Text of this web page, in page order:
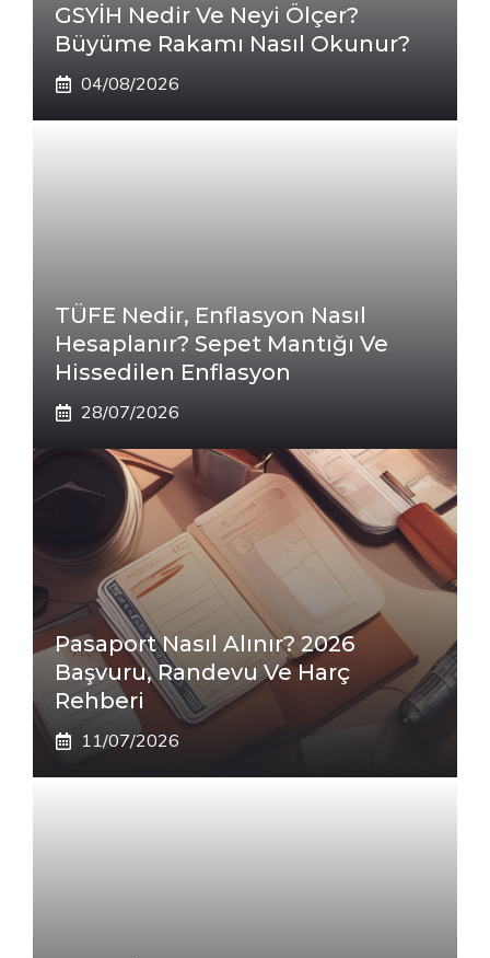
GSYİH Nedir Ve Neyi Ölçer?
Büyüme Rakamı Nasıl Okunur?
04/08/2026
TÜFE Nedir, Enflasyon Nasıl
Hesaplanır? Sepet Mantığı Ve
Hissedilen Enflasyon
28/07/2026
Pasaport Nasıl Alınır? 2026
Başvuru, Randevu Ve Harç
Rehberi
11/07/2026